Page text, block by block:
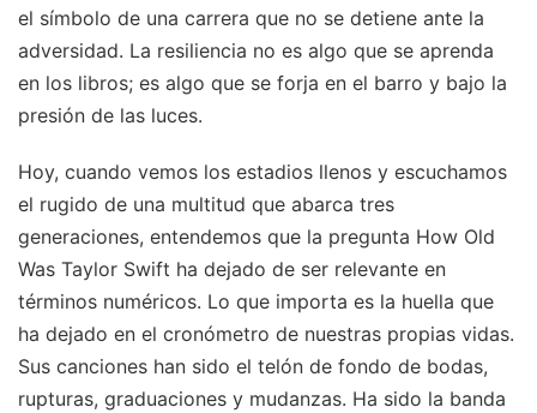
el símbolo de una carrera que no se detiene ante la
adversidad. La resiliencia no es algo que se aprenda
en los libros; es algo que se forja en el barro y bajo la
presión de las luces.
Hoy, cuando vemos los estadios llenos y escuchamos
el rugido de una multitud que abarca tres
generaciones, entendemos que la pregunta How Old
Was Taylor Swift ha dejado de ser relevante en
términos numéricos. Lo que importa es la huella que
ha dejado en el cronómetro de nuestras propias vidas.
Sus canciones han sido el telón de fondo de bodas,
rupturas, graduaciones y mudanzas. Ha sido la banda